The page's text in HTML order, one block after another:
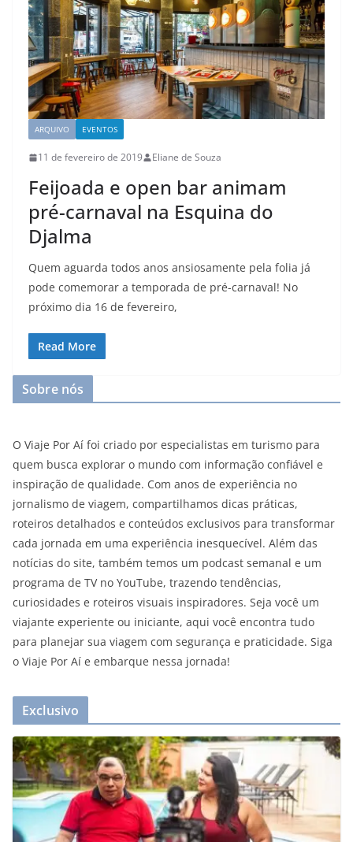
ARQUIVO EVENTOS
11 de fevereiro de 2019 Eliane de Souza
Feijoada e open bar animam
pré-carnaval na Esquina do
Djalma
Quem aguarda todos anos ansiosamente pela folia já
pode comemorar a temporada de pré-carnaval! No
próximo dia 16 de fevereiro,
Read More
Sobre nós
O Viaje Por Aí foi criado por especialistas em turismo para
quem busca explorar o mundo com informação confiável e
inspiração de qualidade. Com anos de experiência no
jornalismo de viagem, compartilhamos dicas práticas,
roteiros detalhados e conteúdos exclusivos para transformar
cada jornada em uma experiência inesquecível. Além das
notícias do site, também temos um podcast semanal e um
programa de TV no YouTube, trazendo tendências,
curiosidades e roteiros visuais inspiradores. Seja você um
viajante experiente ou iniciante, aqui você encontra tudo
para planejar sua viagem com segurança e praticidade. Siga
o Viaje Por Aí e embarque nessa jornada!
Exclusivo